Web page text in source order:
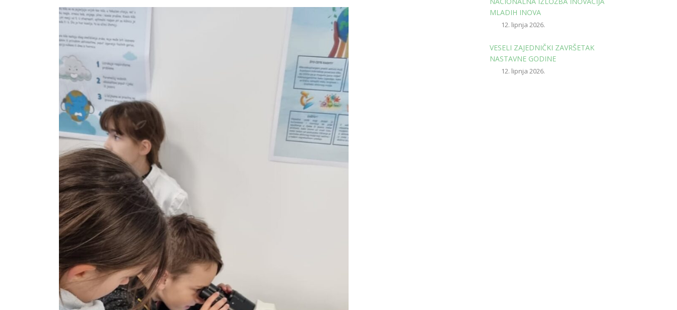
MLADIH INOVA
12. lipnja 2026.
VESELI ZAJEDNIČKI ZAVRŠETAK
NASTAVNE GODINE
12. lipnja 2026.